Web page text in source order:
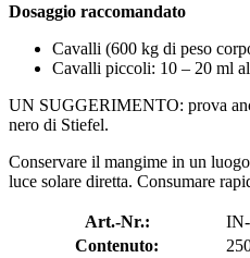
Dosaggio raccomandato
Cavalli (600 kg di peso
Cavalli piccoli: 10 – 20 ml
UN SUGGERIMENTO: prova
nero di Stiefel.
Conservare il mangime in un
luce solare diretta. Consumare
Art.-Nr.:
Contenuto: